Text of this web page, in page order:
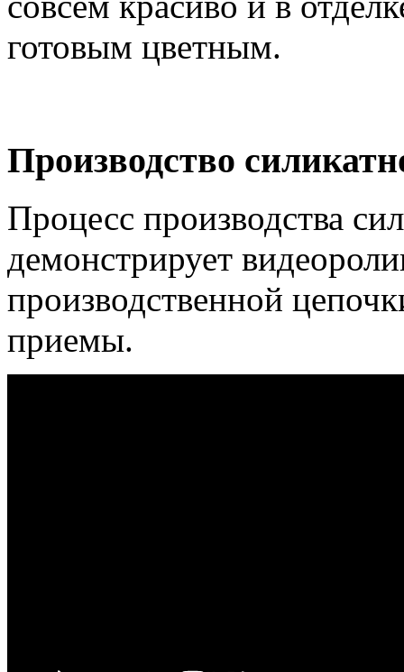
готовым цветным.
Производство
Процесс производства
демонстрирует
производственной
приемы.